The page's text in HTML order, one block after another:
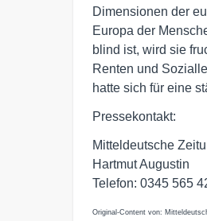
Dimensionen der
Europa der
blind ist, wird sie
Renten und
hatte sich für eine
Pressekontakt:
Mitteldeutsche
Hartmut Augustin
Telefon: 0345 565
Original-Content von: